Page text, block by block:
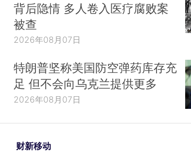
背后隐情 多人卷入医疗腐败案
被查
2026年08月07日
特朗普坚称美国防空弹药库存充
足 但不会向乌克兰提供更多
2026年08月07日
财新移动